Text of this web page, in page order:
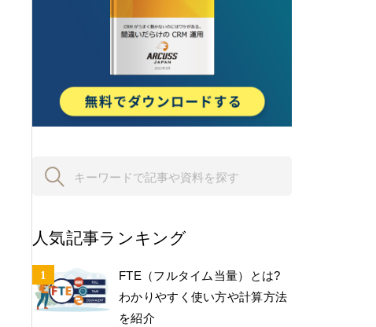
人気記事ランキング
FTE（フルタイム当量）とは?
わかりやすく使い方や計算方法
を紹介